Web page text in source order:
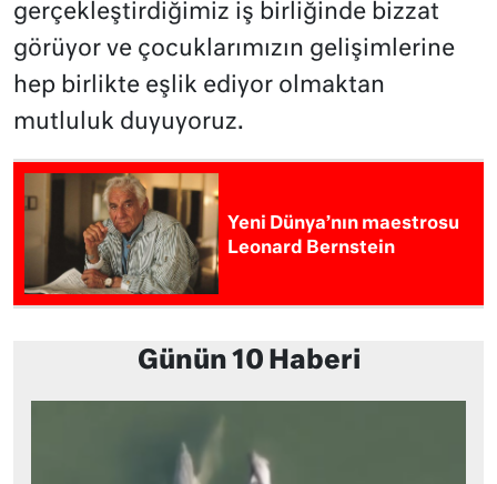
gerçekleştirdiğimiz iş birliğinde bizzat
görüyor ve çocuklarımızın gelişimlerine
hep birlikte eşlik ediyor olmaktan
mutluluk duyuyoruz.
Yeni Dünya’nın maestrosu
Leonard Bernstein
Günün 10 Haberi